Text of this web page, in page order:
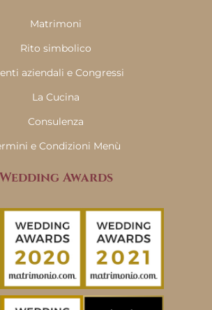
Matrimoni
Rito simbolico
aziendali e Congressi
La Cucina
Consulenza
e Condizioni Menù
Wedding Awards